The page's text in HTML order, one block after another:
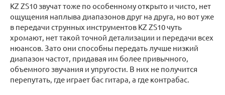
KZ ZS10 звучат тоже по особенному открыто и чисто, нет
ощущения наплыва диапазонов друг на друга, но вот уже
в передачи струнных инструментов KZ ZS10 чуть
хромают, нет такой точной детализации и передачи всех
нюансов. Зато они способны передать лучше низкий
диапазон частот, придавая им более привычного,
объемного звучания и упругости. В них не получится
перепутать, где играет бас гитара, а где контрабас.